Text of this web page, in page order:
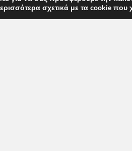
σχετικά με τα cookie